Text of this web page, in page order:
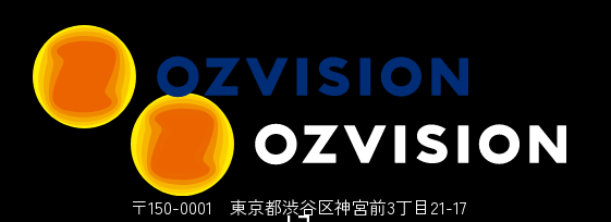
〒150-0001 東京都渋谷区神宮前3丁目21-17